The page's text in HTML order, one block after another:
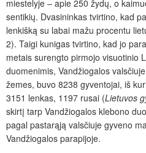
miestelyje – apie 250 žydų, o
sentikių. Dvasininkas tvirtino, kad
lenkišką su labai mažu procentu
2). Taigi kunigas tvirtino, kad jo
metais surengto pirmojo visuotinio
duomenimis, Vandžiogalos
žemes, buvo 8238 gyventojai, iš
3151 lenkas, 1197 rusai (Lietuvos
skirtį tarp Vandžiogalos klebono
pagal pastarąją valsčiuje gyveno
Vandžiogalos parapijoje.